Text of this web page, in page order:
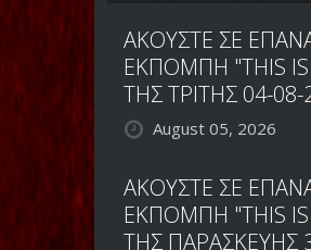
ΑΚΟΥΣΤΕ ΣΕ
ΕΚΠΟΜΠΗ "THIS IS
ΤΗΣ ΤΡΙΤΗΣ 04-08-
August 05, 2026
ΑΚΟΥΣΤΕ ΣΕ
ΕΚΠΟΜΠΗ "THIS IS
ΤΗΣ ΠΑΡΑΣΚΕΥΗΣ